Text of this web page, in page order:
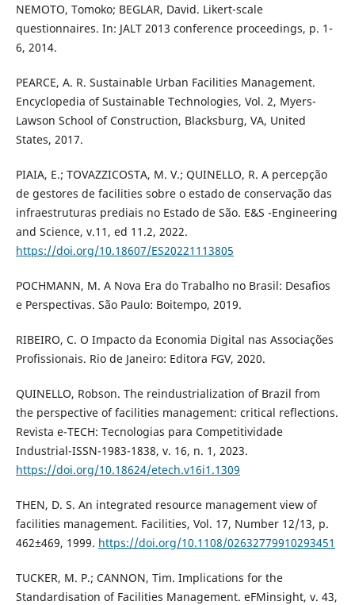
NEMOTO, Tomoko; BEGLAR, David. Likert-scale
questionnaires. In: JALT 2013 conference proceedings, p. 1-
6, 2014.
PEARCE, A. R. Sustainable Urban Facilities Management.
Encyclopedia of Sustainable Technologies, Vol. 2, Myers-
Lawson School of Construction, Blacksburg, VA, United
States, 2017.
PIAIA, E.; TOVAZZICOSTA, M. V.; QUINELLO, R. A percepção
de gestores de facilities sobre o estado de conservação das
infraestruturas prediais no Estado de São. E&S -Engineering
and Science, v.11, ed 11.2, 2022.
https://doi.org/10.18607/ES20221113805
POCHMANN, M. A Nova Era do Trabalho no Brasil: Desafios
e Perspectivas. São Paulo: Boitempo, 2019.
RIBEIRO, C. O Impacto da Economia Digital nas Associações
Profissionais. Rio de Janeiro: Editora FGV, 2020.
QUINELLO, Robson. The reindustrialization of Brazil from
the perspective of facilities management: critical reflections.
Revista e-TECH: Tecnologias para Competitividade
Industrial-ISSN-1983-1838, v. 16, n. 1, 2023.
https://doi.org/10.18624/etech.v16i1.1309
THEN, D. S. An integrated resource management view of
facilities management. Facilities, Vol. 17, Number 12/13, p.
462±469, 1999. https://doi.org/10.1108/02632779910293451
TUCKER, M. P.; CANNON, Tim. Implications for the
Standardisation of Facilities Management. eFMinsight, v. 43,